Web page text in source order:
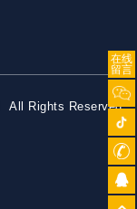
All Rights Reserved
在线
留言